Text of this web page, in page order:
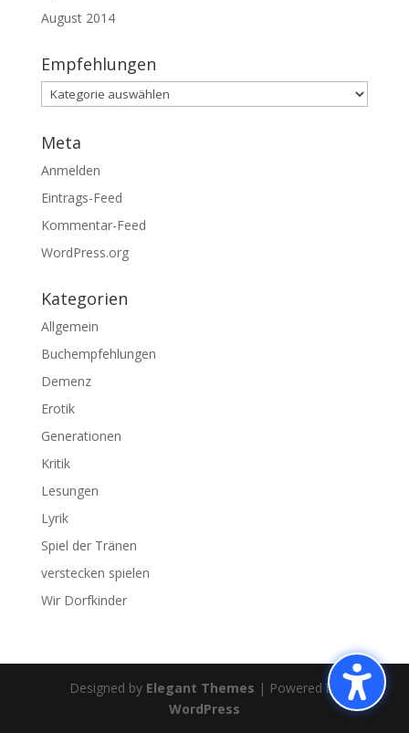
August 2014
Empfehlungen
Empfehlungen
Meta
Anmelden
Eintrags-Feed
Kommentar-Feed
WordPress.org
Kategorien
Allgemein
Buchempfehlungen
Demenz
Erotik
Generationen
Kritik
Lesungen
Lyrik
Spiel der Tränen
verstecken spielen
Wir Dorfkinder
Designed by Elegant Themes | Powered by
WordPress